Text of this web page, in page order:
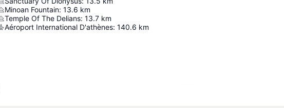
Minoan Fountain: 13.6 km
Temple Of The Delians: 13.7 km
Aéroport International D'athènes: 140.6 km